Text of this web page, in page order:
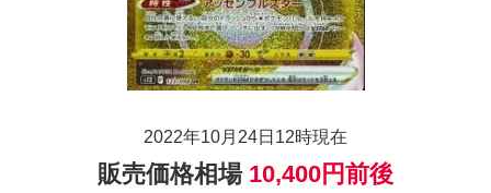
2022年10月24日12時現在
販売価格相場 10,400円前後